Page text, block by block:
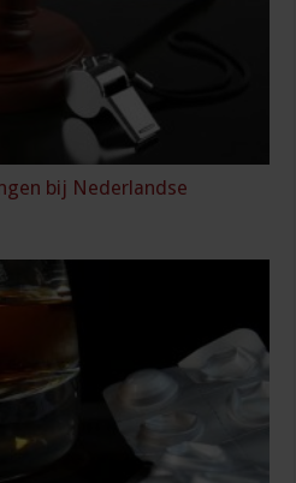
bij Nederlandse